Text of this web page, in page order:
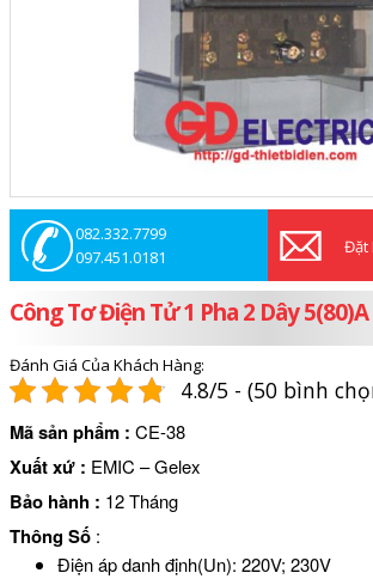
082.332.7799
097.451.0181
Đặt
Công Tơ Điện Tử 1 Pha 2 Dây 5(80)A
Đánh Giá Của Khách Hàng:
4.8/5 - (50 bình
Mã sản phẩm : CE-38
Xuất xứ : EMIC – Gelex
Bảo hành : 12 Tháng
Thông Số :
Điện áp danh định(Un): 220V; 230V